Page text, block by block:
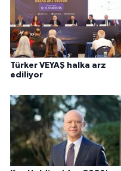
Türker VEYAŞ halka arz
ediliyor